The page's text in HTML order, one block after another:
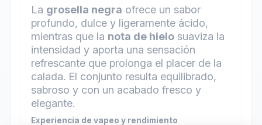
La grosella negra ofrece un sabor
profundo, dulce y ligeramente ácido,
mientras que la nota de hielo suaviza la
intensidad y aporta una sensación
refrescante que prolonga el placer de la
calada. El conjunto resulta equilibrado,
sabroso y con un acabado fresco y
elegante.
Experiencia de vapeo y rendimiento